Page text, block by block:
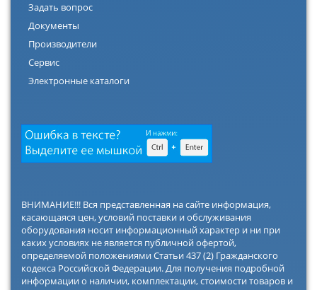
Задать вопрос
Документы
Производители
Сервис
Электронные каталоги
ВНИМАНИЕ!!! Вся представленная на сайте информация,
касающаяся цен, условий поставки и обслуживания
оборудования носит информационный характер и ни при
каких условиях не является публичной офертой,
определяемой положениями Статьи 437 (2) Гражданского
кодекса Российской Федерации. Для получения подробной
информации о наличии, комплектации, стоимости товаров и